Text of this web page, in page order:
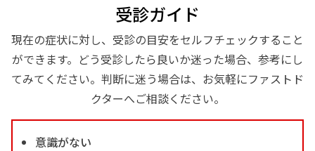
受診ガイド
現在の症状に対し、受診の目安をセルフチェックすること
ができます。どう受診したら良いか迷った場合、参考にし
てみてください。判断に迷う場合は、お気軽にファストド
クターへご相談ください。
意識がない